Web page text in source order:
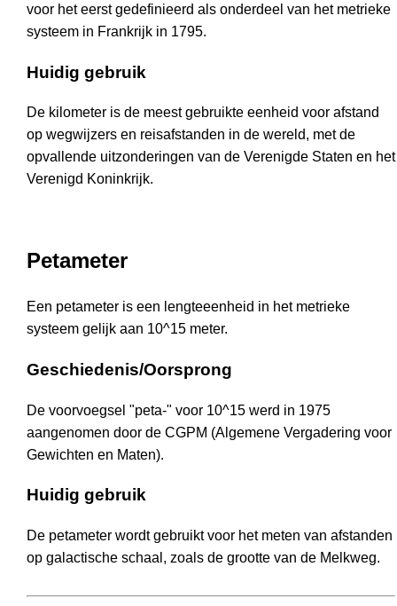
voor het eerst gedefinieerd als onderdeel van het metrieke
systeem in Frankrijk in 1795.
Huidig gebruik
De kilometer is de meest gebruikte eenheid voor afstand
op wegwijzers en reisafstanden in de wereld, met de
opvallende uitzonderingen van de Verenigde Staten en het
Verenigd Koninkrijk.
Petameter
Een petameter is een lengteeenheid in het metrieke
systeem gelijk aan 10^15 meter.
Geschiedenis/Oorsprong
De voorvoegsel "peta-" voor 10^15 werd in 1975
aangenomen door de CGPM (Algemene Vergadering voor
Gewichten en Maten).
Huidig gebruik
De petameter wordt gebruikt voor het meten van afstanden
op galactische schaal, zoals de grootte van de Melkweg.